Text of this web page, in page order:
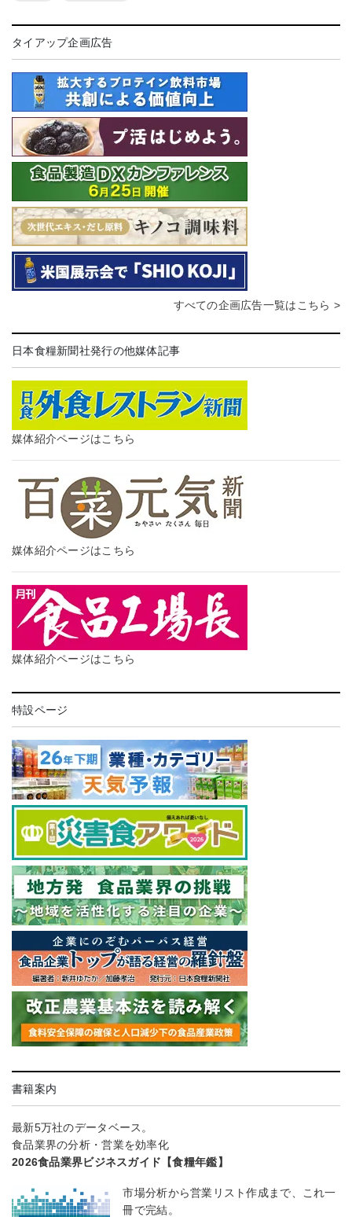
タイアップ企画広告
すべての企画広告一覧はこちら >
日本食糧新聞社発行の他媒体記事
媒体紹介ページはこちら
媒体紹介ページはこちら
媒体紹介ページはこちら
特設ページ
書籍案内
最新5万社のデータベース。
食品業界の分析・営業を効率化
2026食品業界ビジネスガイド【食糧年鑑】
市場分析から営業リスト作成まで、これ一
冊で完結。